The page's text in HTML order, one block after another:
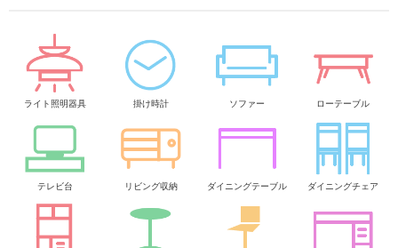
ライト照明器具 掛け時計 ソファー ローテーブル
テレビ台 リビング収納 ダイニングテーブル ダイニングチェア